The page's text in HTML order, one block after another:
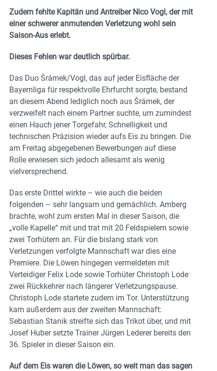
Zudem fehlte Kapitän und Antreiber Nico Vogl, der mit
einer schwerer anmutenden Verletzung wohl sein
Saison-Aus erlebt.
Dieses Fehlen war deutlich spürbar.
Das Duo Šrámek/Vogl, das auf jeder Eisfläche der
Bayernliga für respektvolle Ehrfurcht sorgte, bestand
an diesem Abend lediglich noch aus Šrámek, der
verzweifelt nach einem Partner suchte, um zumindest
einen Hauch jener Torgefahr, Schnelligkeit und
technischen Präzision wieder aufs Eis zu bringen. Die
am Freitag abgegebenen Bewerbungen auf diese
Rolle erwiesen sich jedoch allesamt als wenig
vielversprechend.
Das erste Drittel wirkte – wie auch die beiden
folgenden – sehr langsam und gemächlich. Amberg
brachte, wohl zum ersten Mal in dieser Saison, die
„volle Kapelle“ mit und trat mit 20 Feldspielern sowie
zwei Torhütern an. Für die bislang stark von
Verletzungen verfolgte Mannschaft war dies eine
Premiere. Die Löwen hingegen vermeldeten mit
Verteidiger Felix Lode sowie Torhüter Christoph Lode
zwei Rückkehrer nach längerer Verletzungspause.
Christoph Lode startete zudem im Tor. Unterstützung
kam außerdem aus der zweiten Mannschaft:
Sebastian Stanik streifte sich das Trikot über, und mit
Josef Huber setzte Trainer Jürgen Lederer bereits den
36. Spieler in dieser Saison ein.
Auf dem Eis waren die Löwen, so weit man das sagen